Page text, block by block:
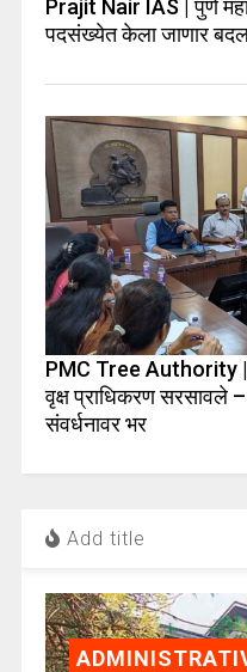
Prajit Nair IAS | पुणे
पदसंख्येत केला जाणार
PMC Tree Authority |
वृक्ष प्राधिकरण सरसावले
संवर्धनावर भर
Add title